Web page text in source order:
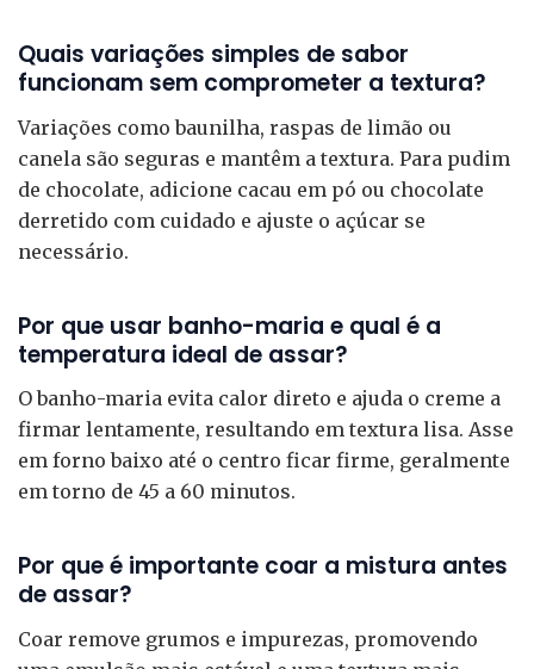
Quais variações simples de sabor
funcionam sem comprometer a textura?
Variações como baunilha, raspas de limão ou
canela são seguras e mantêm a textura. Para pudim
de chocolate, adicione cacau em pó ou chocolate
derretido com cuidado e ajuste o açúcar se
necessário.
Por que usar banho-maria e qual é a
temperatura ideal de assar?
O banho-maria evita calor direto e ajuda o creme a
firmar lentamente, resultando em textura lisa. Asse
em forno baixo até o centro ficar firme, geralmente
em torno de 45 a 60 minutos.
Por que é importante coar a mistura antes
de assar?
Coar remove grumos e impurezas, promovendo